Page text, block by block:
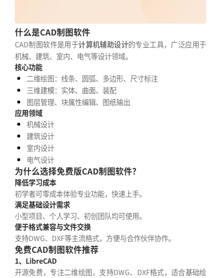
什么是CAD制图软件
CAD制图软件是用于计算机辅助设计的专业工具，广泛应用于
机械、建筑、室内、电气等设计领域。
核心功能
二维绘图：线条、圆弧、多边形、尺寸标注
三维建模：实体、曲面、装配
图层管理、块属性编辑、图纸输出
应用领域
机械设计
建筑设计
室内设计
电气设计
为什么选择免费版CAD制图软件？
降低学习成本
初学者可零成本体验专业功能，快速上手。
满足基础设计需求
小型项目、个人学习、初创团队均可使用。
便于格式兼容与文件交换
支持DWG、DXF等主流格式，方便与合作伙伴协作。
免费CAD制图软件推荐
1、LibreCAD
开源免费，专注二维绘图，支持DWG、DXF格式，适合基础绘